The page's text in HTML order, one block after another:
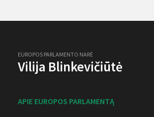
EUROPOS PARLAMENTO NARĖ
Vilija Blinkevičiūtė
APIE EUROPOS PARLAMENTĄ